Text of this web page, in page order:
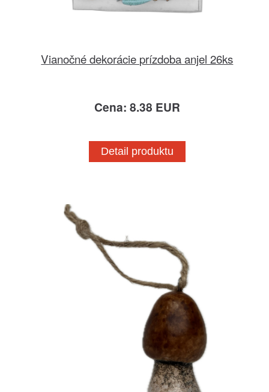
Vianočné dekorácie prízdoba anjel 26ks
Cena: 8.38 EUR
Detail produktu